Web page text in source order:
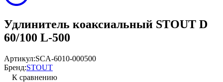
Удлинитель коаксиальный STOUT D
60/100 L-500
Артикул:SCA-6010-000500
Бренд:STOUT
К сравнению